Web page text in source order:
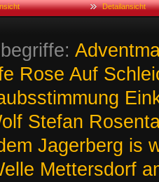
Detailansicht
Rose Auf
Stefan
Jagerberg is
Mettersdorf